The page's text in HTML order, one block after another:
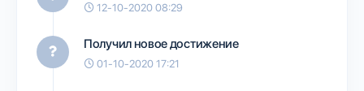
12-10-2020 08:29
Получил новое достижение
01-10-2020 17:21